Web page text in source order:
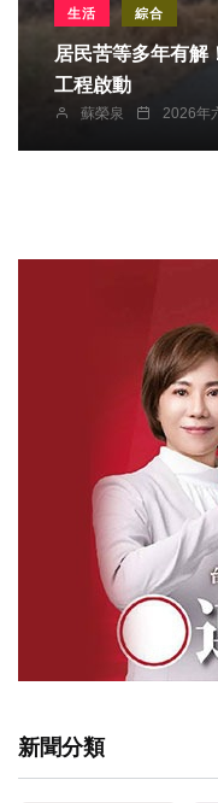
生活 綜合
居民苦等多年有
工程啟動
蘇榮泉 2026年
新聞分類